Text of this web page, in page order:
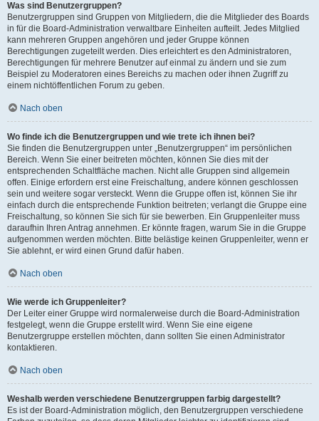
Was sind Benutzergruppen?
Benutzergruppen sind Gruppen von Mitgliedern, die die Mitglieder des Boards
in für die Board-Administration verwaltbare Einheiten aufteilt. Jedes Mitglied
kann mehreren Gruppen angehören und jeder Gruppe können
Berechtigungen zugeteilt werden. Dies erleichtert es den Administratoren,
Berechtigungen für mehrere Benutzer auf einmal zu ändern und sie zum
Beispiel zu Moderatoren eines Bereichs zu machen oder ihnen Zugriff zu
einem nichtöffentlichen Forum zu geben.
Nach oben
Wo finde ich die Benutzergruppen und wie trete ich ihnen bei?
Sie finden die Benutzergruppen unter „Benutzergruppen“ im persönlichen
Bereich. Wenn Sie einer beitreten möchten, können Sie dies mit der
entsprechenden Schaltfläche machen. Nicht alle Gruppen sind allgemein
offen. Einige erfordern erst eine Freischaltung, andere können geschlossen
sein und weitere sogar versteckt. Wenn die Gruppe offen ist, können Sie ihr
einfach durch die entsprechende Funktion beitreten; verlangt die Gruppe eine
Freischaltung, so können Sie sich für sie bewerben. Ein Gruppenleiter muss
daraufhin Ihren Antrag annehmen. Er könnte fragen, warum Sie in die Gruppe
aufgenommen werden möchten. Bitte belästige keinen Gruppenleiter, wenn er
Sie ablehnt, er wird einen Grund dafür haben.
Nach oben
Wie werde ich Gruppenleiter?
Der Leiter einer Gruppe wird normalerweise durch die Board-Administration
festgelegt, wenn die Gruppe erstellt wird. Wenn Sie eine eigene
Benutzergruppe erstellen möchten, dann sollten Sie einen Administrator
kontaktieren.
Nach oben
Weshalb werden verschiedene Benutzergruppen farbig dargestellt?
Es ist der Board-Administration möglich, den Benutzergruppen verschiedene